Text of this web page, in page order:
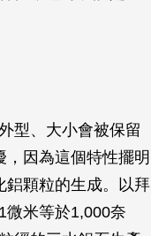
型、大小會被保留
因為這個特性擺明
顆粒的生成。以拜
微米等於1,000奈